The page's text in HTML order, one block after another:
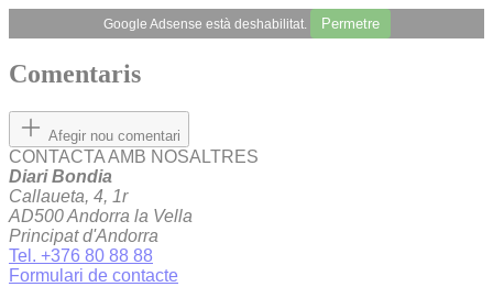
Google Adsense està deshabilitat. Permetre
Comentaris
Afegir nou comentari
CONTACTA AMB NOSALTRES
Diari Bondia
Callaueta, 4, 1r
AD500 Andorra la Vella
Principat d'Andorra
Tel. +376 80 88 88
Formulari de contacte